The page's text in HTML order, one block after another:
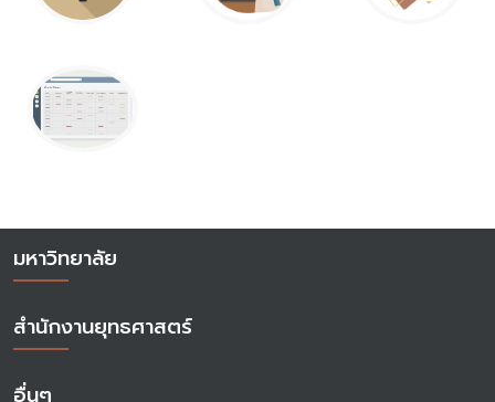
มหาวิทยาลัย
สำนักงานยุทธศาสตร์
อื่นๆ